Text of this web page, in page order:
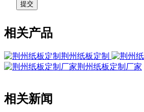
相关产品
荆州纸板定制
荆州纸板定制厂家
相关新闻